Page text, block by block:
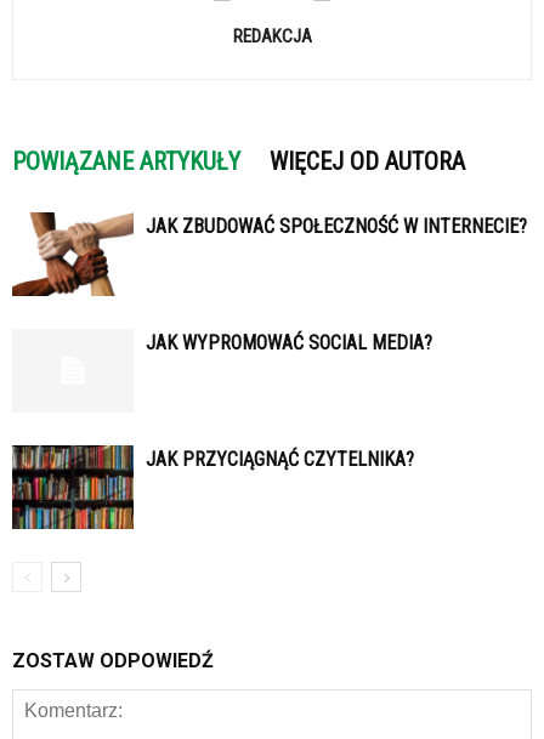
REDAKCJA
POWIĄZANE ARTYKUŁY WIĘCEJ OD AUTORA
JAK ZBUDOWAĆ SPOŁECZNOŚĆ W INTERNECIE?
JAK WYPROMOWAĆ SOCIAL MEDIA?
JAK PRZYCIĄGNĄĆ CZYTELNIKA?
ZOSTAW ODPOWIEDŹ